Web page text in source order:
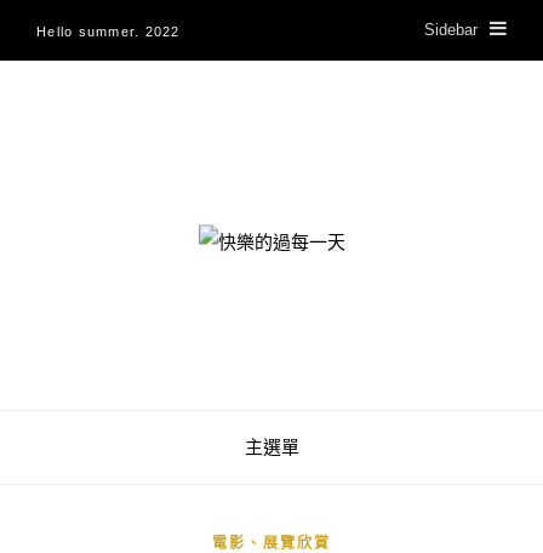
Hello summer. 2022 Sidebar
快樂的過每一天
主選單
電影、展覽欣賞